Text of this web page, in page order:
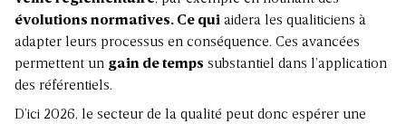
évolutions normatives. Ce qui aidera les qualiticiens à
adapter leurs processus en conséquence. Ces avancées
permettent un gain de temps substantiel dans l’application
des référentiels.
D’ici 2026, le secteur de la qualité peut donc espérer une